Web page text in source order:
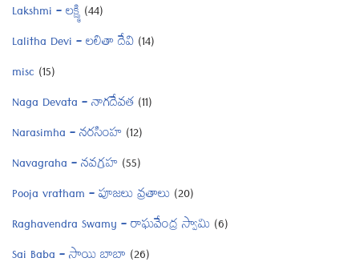
Lakshmi – లక్ష్మి (44)
Lalitha Devi – లలితా దేవి (14)
misc (15)
Naga Devata – నాగదేవత (11)
Narasimha – నరసింహ (12)
Navagraha – నవగ్రహ (55)
Pooja vratham – పూజలు వ్రతాలు (20)
Raghavendra Swamy – రాఘవేంద్ర స్వామి (6)
Sai Baba – సాయి బాబా (26)